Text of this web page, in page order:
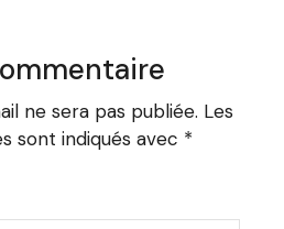
ne sera pas publiée. Les
sont indiqués avec *